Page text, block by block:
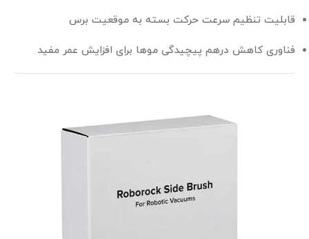
قابلیت تنظیم سرعت حرکت بسته به موقعیت برس
فناوری کاهش درهم پیچیدگی موها برای افزایش عمر مفید